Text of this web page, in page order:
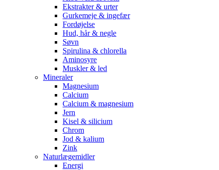
Ekstrakter & urter
Gurkemeje & ingefær
Fordøjelse
Hud, hår & negle
Søvn
Spirulina & chlorella
Aminosyre
Muskler & led
Mineraler
Magnesium
Calcium
Calcium & magnesium
Jern
Kisel & silicium
Chrom
Jod & kalium
Zink
Naturlægemidler
Energi